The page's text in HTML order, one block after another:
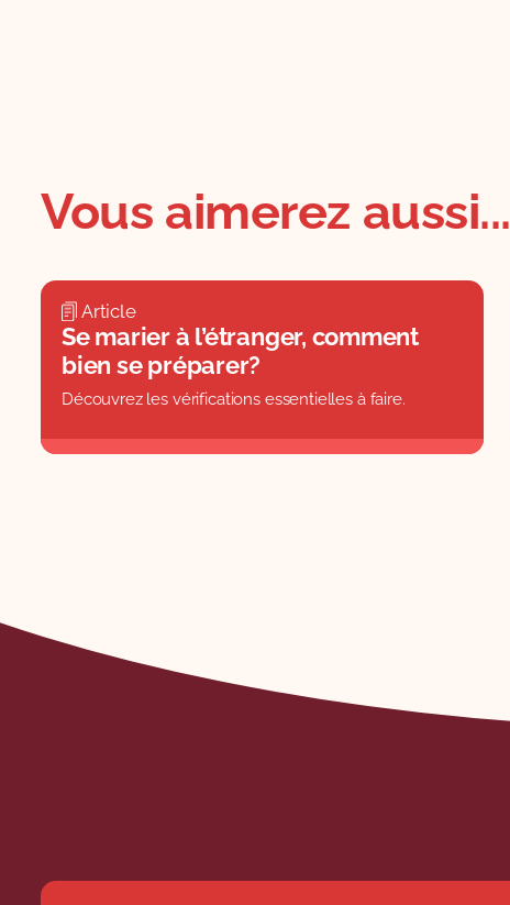
Vous aimerez aussi...
Article
Se marier à l’étranger, comment
bien se préparer?
Découvrez les vérifications essentielles à faire.